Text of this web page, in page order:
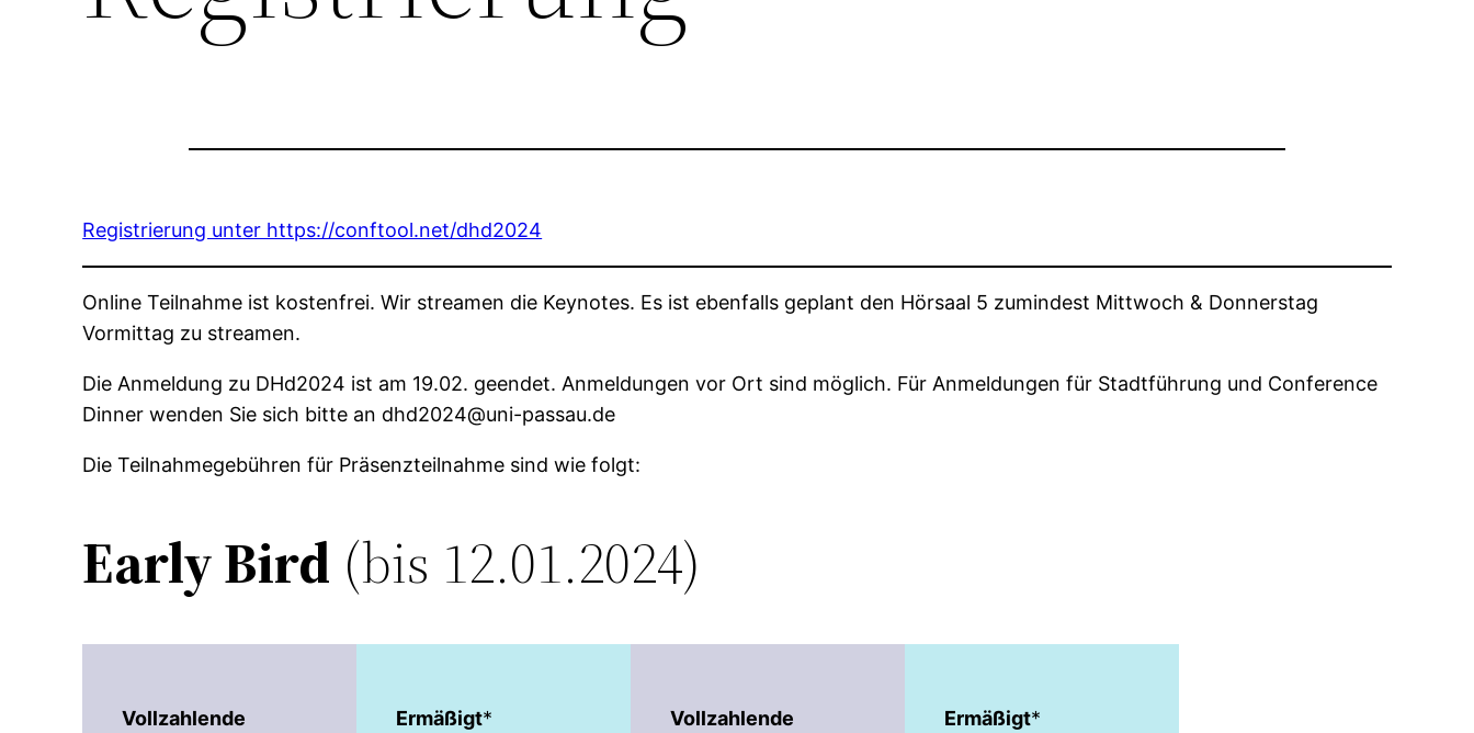
Registrierung unter https://conftool.net/dhd2024
Online Teilnahme ist kostenfrei. Wir streamen die Keynotes. Es ist ebenfalls geplant den Hörsaal 5 zumindest Mittwoch & Donnerstag
Vormittag zu streamen.
Die Anmeldung zu DHd2024 ist am 19.02. geendet. Anmeldungen vor Ort sind möglich. Für Anmeldungen für Stadtführung und Conference
Dinner wenden Sie sich bitte an dhd2024@uni-passau.de
Die Teilnahmegebühren für Präsenzteilnahme sind wie folgt:
Early Bird (bis 12.01.2024)
Vollzahlende Ermäßigt* Vollzahlende Ermäßigt*